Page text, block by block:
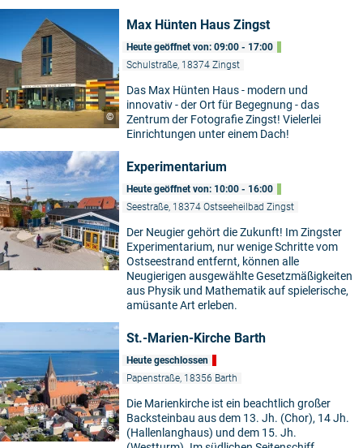
©
Max Hünten Haus Zingst
Heute geöffnet von: 09:00 - 17:00
Schulstraße, 18374 Zingst
Das Max Hünten Haus - modern und
innovativ - der Ort für Begegnung - das
Zentrum der Fotografie Zingst! Vielerlei
Einrichtungen unter einem Dach!
©
Experimentarium
Heute geöffnet von: 10:00 - 16:00
Seestraße, 18374 Ostseeheilbad Zingst
Der Neugier gehört die Zukunft! Im Zingster
Experimentarium, nur wenige Schritte vom
Ostseestrand entfernt, können alle
Neugierigen ausgewählte Gesetzmäßigkeiten
aus Physik und Mathematik auf spielerische,
amüsante Art erleben.
©
St.-Marien-Kirche Barth
Heute geschlossen
Papenstraße, 18356 Barth
Die Marienkirche ist ein beachtlich großer
Backsteinbau aus dem 13. Jh. (Chor), 14 Jh.
(Hallenlanghaus) und dem 15. Jh.